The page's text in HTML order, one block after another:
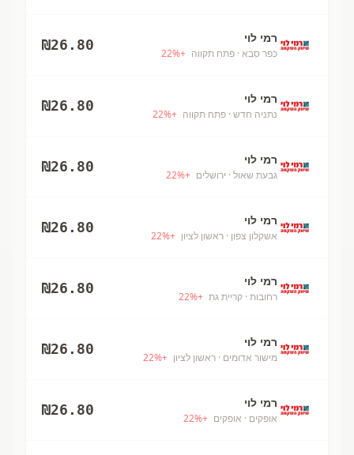
רמי לוי
כפר סבא · פתח תקווה +
22%
₪26.80
רמי לוי
נתניה חדש · פתח תקווה +
22%
₪26.80
רמי לוי
גבעת שאול · ירושלים +
22%
₪26.80
רמי לוי
אשקלון צפון · ראשון לציון +
22%
₪26.80
רמי לוי
רחובות · קריית גת +
22%
₪26.80
רמי לוי
מישור אדומים · ראשון לציון +
22%
₪26.80
רמי לוי
אופקים · אופקים +
22%
₪26.80